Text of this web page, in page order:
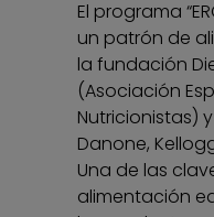
El programa
un patrón de
la fundación
(Asociación
Nutricionistas)
Danone,
Una de las
alimentación